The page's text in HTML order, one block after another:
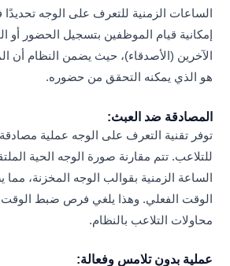
الساعات الزمنية للتعرف على الوجه تحديدًا
إمكانية قيام الموظفين بتسجيل الحضور أو
الآخرين (الأصدقاء)، حيث يضمن النظام
هو الذي يمكنه التحقق من حضوره.
المصادقة ضد العبث:
توفر تقنية التعرف على الوجه عملية
للتلاعب. تتم مقارنة صورة الوجه الحية
الساعة الزمنية بقوالب الوجه المخزنة،
الوقت الفعلي. وهذا يلغي فرص ضبط الوقت
محاولات التلاعب بالنظام.
عملية بدون تلامس وفعالة: